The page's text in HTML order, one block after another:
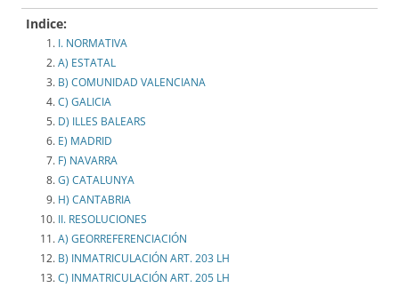
Indice:
I. NORMATIVA
A) ESTATAL
B) COMUNIDAD VALENCIANA
C) GALICIA
D) ILLES BALEARS
E) MADRID
F) NAVARRA
G) CATALUNYA
H) CANTABRIA
II. RESOLUCIONES
A) GEORREFERENCIACIÓN
B) INMATRICULACIÓN ART. 203 LH
C) INMATRICULACIÓN ART. 205 LH